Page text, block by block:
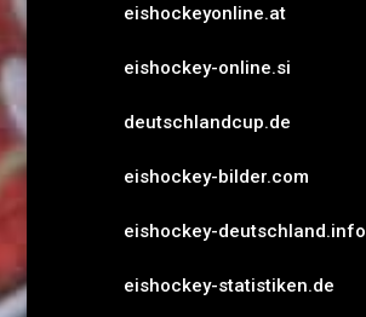
eishockeyonline.at
eishockey-online.si
deutschlandcup.de
eishockey-bilder.com
eishockey-deutschland.info
eishockey-statistiken.de